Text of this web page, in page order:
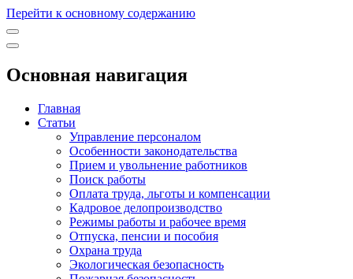
Перейти к основному содержанию
Основная навигация
Главная
Статьи
Управление персоналом
Особенности законодательства
Прием и увольнение работников
Поиск работы
Оплата труда, льготы и компенсации
Кадровое делопроизводство
Режимы работы и рабочее время
Отпуска, пенсии и пособия
Охрана труда
Экологическая безопасность